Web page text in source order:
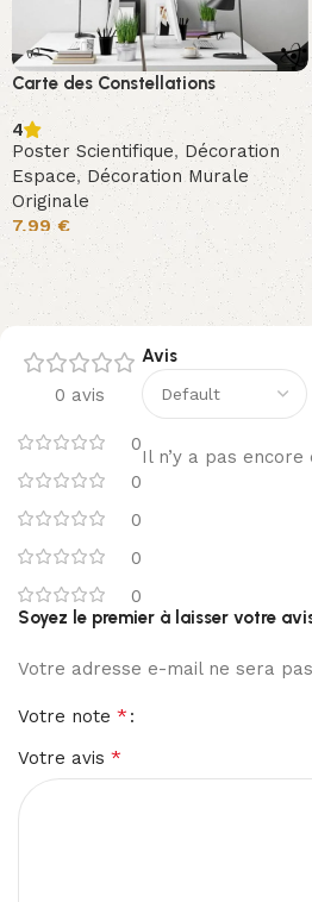
Carte des Constellations
4
Poster Scientifique, Décoration
Espace, Décoration Murale
Originale
7,99€
0 avis
0
0
0
0
0
Avis
Il n’y a pas encore
Soyez le premier à laisser votre
Votre adresse e-mail ne sera
Votre note *
Votre avis *